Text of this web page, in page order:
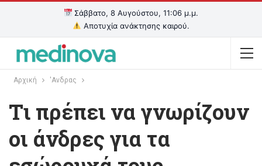
Σάββατο, 8 Αυγούστου, 11:06 μ.μ.
Αποτυχία ανάκτησης καιρού.
Αρχική 'Ανδρας
Tι πρέπει να γνωρίζουν
οι άνδρες για τα